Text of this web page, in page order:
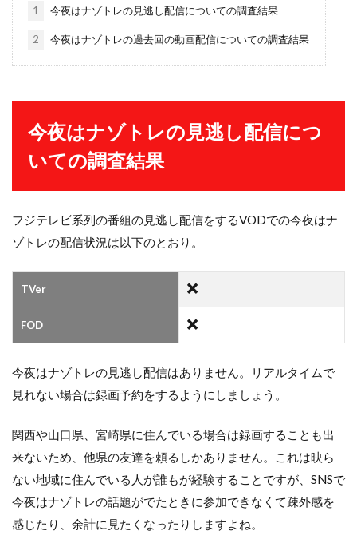
1 今夜はナゾトレの見逃し配信についての調査結果
2 今夜はナゾトレの過去回の動画配信についての調査結果
今夜はナゾトレの見逃し配信につ
いての調査結果
フジテレビ系列の番組の見逃し配信をするVODでの今夜はナ
ゾトレの配信状況は以下のとおり。
TVer
FOD
今夜はナゾトレの見逃し配信はありません。リアルタイムで
見れない場合は録画予約をするようにしましょう。
関西や山口県、宮崎県に住んでいる場合は録画することも出
来ないため、他県の友達を頼るしかありません。これは映ら
ない地域に住んでいる人が誰もが経験することですが、SNSで
今夜はナゾトレの話題がでたときに参加できなくて疎外感を
感じたり、余計に見たくなったりしますよね。